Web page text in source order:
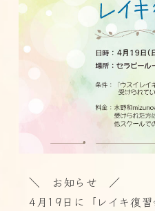
＼ お知らせ ／
4月19日に「レイキ復